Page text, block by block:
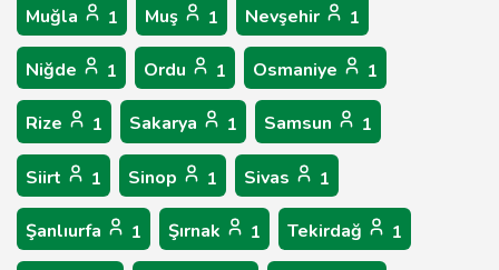
Muğla 1 Muş 1 Nevşehir 1
Niğde 1 Ordu 1 Osmaniye 1
Rize 1 Sakarya 1 Samsun 1
Siirt 1 Sinop 1 Sivas 1
Şanlıurfa 1 Şırnak 1 Tekirdağ 1